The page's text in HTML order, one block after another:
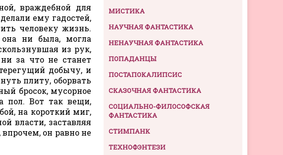
враждебной для
ему гадостей,
человеку жизнь.
ни была, могла
из рук,
за что не станет
добычу, и
плиту, оборвать
бросок, мусорное
пол. Вот так вещи,
на короткий миг,
власти, заставляя
он равно не
МИСТИКА
НАУЧНАЯ ФАНТАСТИКА
НЕНАУЧНАЯ ФАНТАСТИКА
ПОПАДАНЦЫ
ПОСТАПОКАЛИПСИС
СКАЗОЧНАЯ ФАНТАСТИКА
СОЦИАЛЬНО-ФИЛОСОФСКАЯ
ФАНТАСТИКА
СТИМПАНК
ТЕХНОФЭНТЕЗИ